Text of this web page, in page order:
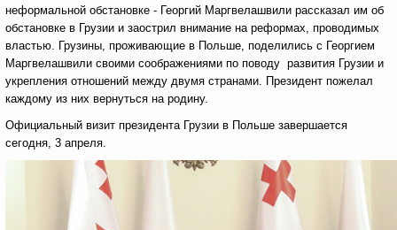
неформальной обстановке - Георгий Маргвелашвили рассказал им об
обстановке в Грузии и заострил внимание на реформах, проводимых
властью. Грузины, проживающие в Польше, поделились с Георгием
Маргвелашвили своими соображениями по поводу развития Грузии и
укрепления отношений между двумя странами. Президент пожелал
каждому из них вернуться на родину.
Официальный визит президента Грузии в Польше завершается
сегодня, 3 апреля.